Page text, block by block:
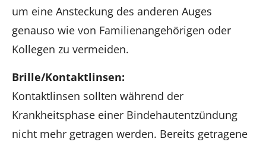
um eine Ansteckung des anderen Auges
genauso wie von Familienangehörigen oder
Kollegen zu vermeiden.
Brille/Kontaktlinsen:
Kontaktlinsen sollten während der
Krankheitsphase einer Bindehautentzündung
nicht mehr getragen werden. Bereits getragene